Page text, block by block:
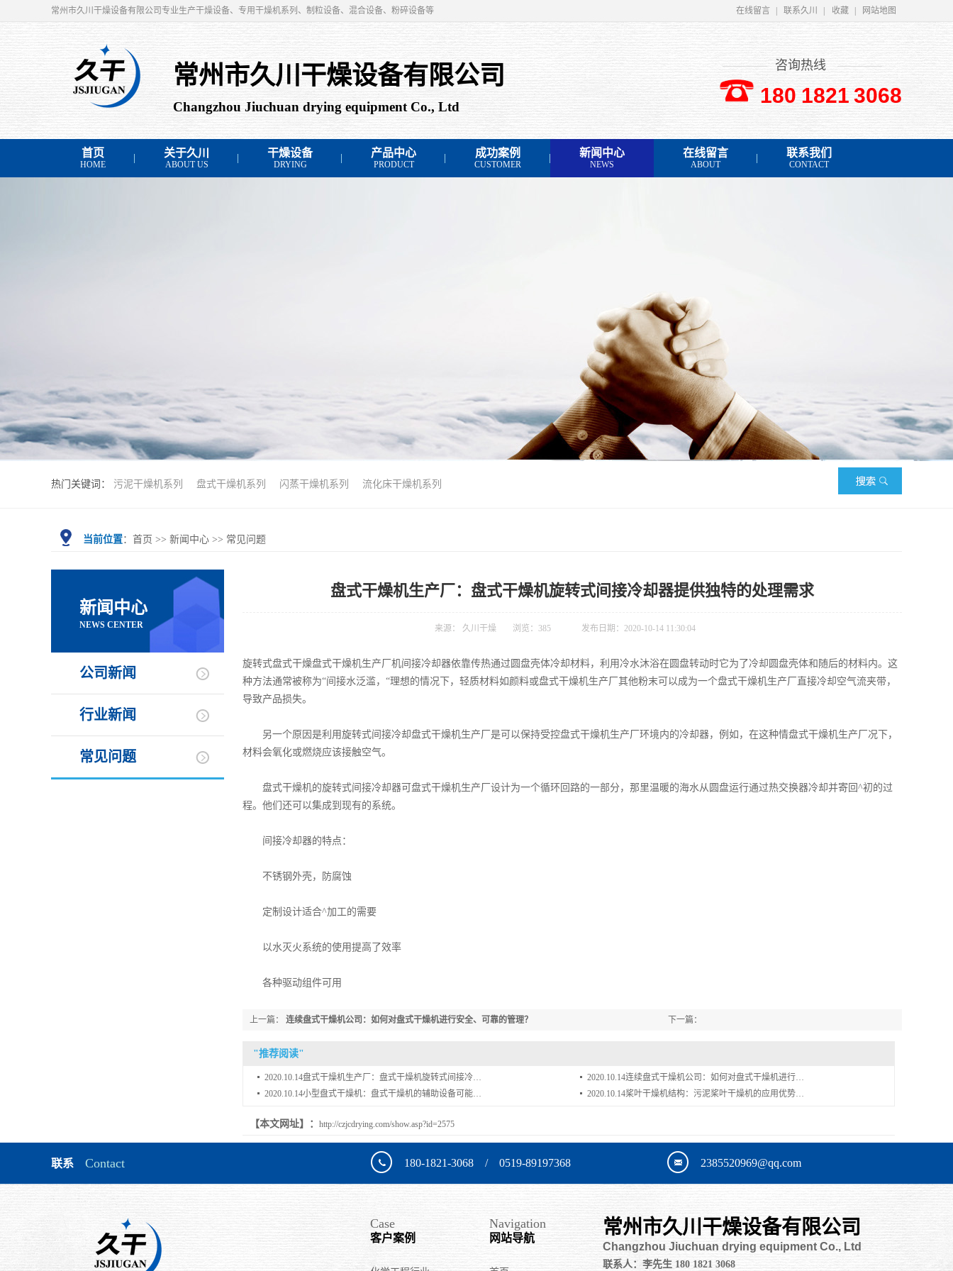
在线留言 联系久川 收藏 网站地图
常州市久川干燥设备有限公司专业生产干燥设备、专用干燥机系列、制粒设备、混合设备、粉碎设备等
常州市久川干燥设备有限公司
Changzhou Jiuchuan drying equipment Co., Ltd
咨询热线
180 1821 3068
首页
HOME
关于久川
ABOUT US
干燥设备
DRYING
产品中心
PRODUCT
成功案例
CUSTOMER
新闻中心
NEWS
在线留言
ABOUT
联系我们
CONTACT
热门关键词： 污泥干燥机系列 盘式干燥机系列 闪蒸干燥机系列 流化床干燥机系列
当前位置： 首页 >> 新闻中心 >> 常见问题
盘式干燥机生产厂：盘式干燥机旋转式间接冷却器提供独特的处理需求
来源： 久川干燥 浏览： 385 发布日期：2020-10-14 11:30:04
旋转式盘式干燥盘式干燥机生产厂机间接冷却器依靠传热通过圆盘壳体冷却材料，利用冷水沐浴在圆盘转动时它为了冷却圆盘壳体和随后的材料内。这
种方法通常被称为“间接水泛滥，“理想的情况下，轻质材料如颜料或盘式干燥机生产厂其他粉末可以成为一个盘式干燥机生产厂直接冷却空气流夹带，
导致产品损失。
另一个原因是利用旋转式间接冷却盘式干燥机生产厂是可以保持受控盘式干燥机生产厂环境内的冷却器，例如，在这种情盘式干燥机生产厂况下，
材料会氧化或燃烧应该接触空气。
盘式干燥机的旋转式间接冷却器可盘式干燥机生产厂设计为一个循环回路的一部分，那里温暖的海水从圆盘运行通过热交换器冷却并寄回^初的过
程。他们还可以集成到现有的系统。
间接冷却器的特点：
不锈钢外壳，防腐蚀
定制设计适合^加工的需要
以水灭火系统的使用提高了效率
各种驱动组件可用
下一篇：
上一篇： 连续盘式干燥机公司：如何对盘式干燥机进行安全、可靠的管理？
"推荐阅读"
2020.10.14盘式干燥机生产厂：盘式干燥机旋转式间接冷… 2020.10.14连续盘式干燥机公司：如何对盘式干燥机进行…
2020.10.14小型盘式干燥机：盘式干燥机的辅助设备可能… 2020.10.14桨叶干燥机结构：污泥桨叶干燥机的应用优势…
【本文网址】： http://czjcdrying.com/show.asp?id=2575
新闻中心
NEWS CENTER
公司新闻
行业新闻
常见问题
联系 Contact 180-1821-3068 / 0519-89197368 2385520969@qq.com
Case
客户案例
Navigation
网站导航 常州市久川干燥设备有限公司
Changzhou Jiuchuan drying equipment Co., Ltd
联系人：李先生 180 1821 3068